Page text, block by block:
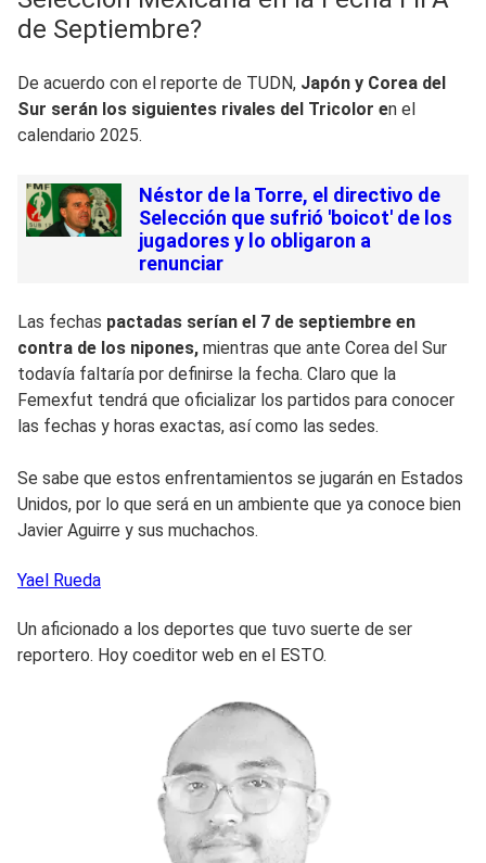
de Septiembre?
De acuerdo con el reporte de TUDN, Japón y Corea del
Sur serán los siguientes rivales del Tricolor en el
calendario 2025.
Néstor de la Torre, el directivo de
Selección que sufrió 'boicot' de los
jugadores y lo obligaron a
renunciar
Las fechas pactadas serían el 7 de septiembre en
contra de los nipones, mientras que ante Corea del Sur
todavía faltaría por definirse la fecha. Claro que la
Femexfut tendrá que oficializar los partidos para conocer
las fechas y horas exactas, así como las sedes.
Se sabe que estos enfrentamientos se jugarán en Estados
Unidos, por lo que será en un ambiente que ya conoce bien
Javier Aguirre y sus muchachos.
Yael Rueda
Un aficionado a los deportes que tuvo suerte de ser
reportero. Hoy coeditor web en el ESTO.